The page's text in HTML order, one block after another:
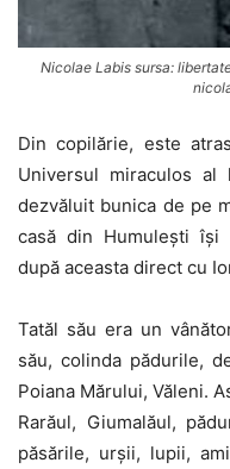
Nicolae Labis sursa:
Din copilărie, este
Universul miraculos
dezvăluit bunica de pe
casă din Humulești își
după aceasta direct cu
Tatăl său era un
său, colinda pădurile,
Poiana Mărului, Văleni.
Rarăul, Giumalăul,
păsările, urșii, lupii,